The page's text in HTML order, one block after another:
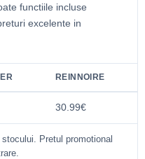
functiile incluse
excelente in
REINNOIRE
30.99€
Pretul promotional